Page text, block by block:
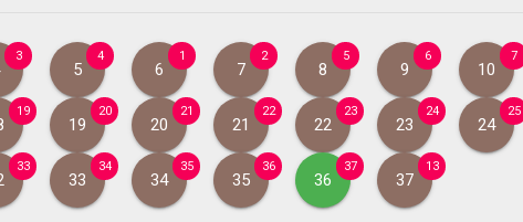
3
5
4
6
1
7
2
8
5
9
6
10
7
19
19
20
20
21
21
22
22
23
23
24
24
25
33
33
34
34
35
35
36
36
37
37
13